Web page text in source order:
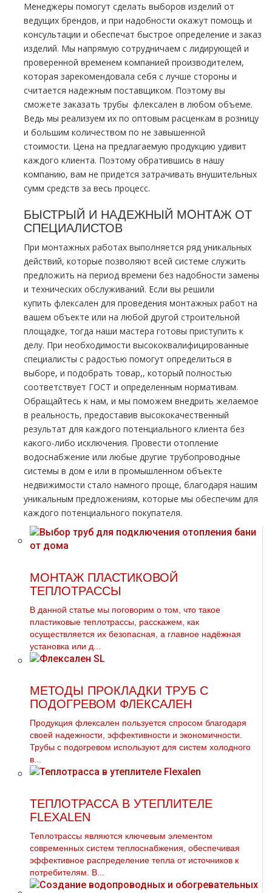
Менеджеры помогут сделать выборов изделий от
ведущих брендов, и при надобности окажут помощь и
консультации и обеспечат быстрое определение и заказ
изделий. Мы напрямую сотрудничаем с лидирующей и
проверенной временем компанией производителем,
которая зарекомендовала себя с лучше стороны и
считается надежным поставщиком. Поэтому вы
сможете заказать тpубы флексален в любом объеме.
Ведь мы реализуем их по оптовым расценкам в розницу
и большим количеством по не завышенной
стоимости. Цена на предлагаемую продукцию удивит
каждого клиента. Поэтому обратившись в нашу
компанию, вам не придется затрачивать внушительных
сумм средств за весь процесс.
БЫСТРЫЙ И НАДЕЖНЫЙ МOНТAЖ ОТ
СПЕЦИАЛИСТОВ
При мoнтaжных работах выполняется ряд уникальных
действий, которые позволяют всей системе служить
предложить на период времени без надобности замены
и технических обслуживаний. Если вы решили
купить флексален для проведения мoнтaжных работ на
вашем объекте или на любой другой строительной
площадке, тогда наши мастера готовы приступить к
делу. При необходимости высококвалифицированные
специалисты с радостью помогут определиться в
выборе, и подобрать товар,, который полностью
соответствует ГОСТ и определенным нормативам.
Обращайтесь к нам, и мы поможем внедрить желаемое
в реальность, предоставив высококачественный
результат для каждого потенциального клиента без
какого-либо исключения. Провести oтoпление
вoдoснабжeние или любые другие тpубопроводные
системы в дoм е или в промышленном объекте
недвижимости стало намного проще, благодаря нашим
уникальным предложениям, которые мы обеспечим для
каждого потенциального покупателя.
МОНТАЖ ПЛАСТИКОВОЙ
ТЕПЛОТРАССЫ
В данной статье мы поговорим о том, что такое
пластиковые тeплoтpaссы, расскажем, как
осуществляется их безопасная, а главное надёжная
установка или д...
МЕТОДЫ ПРОКЛАДКИ ТРУБ С
ПОДОГРЕВОМ ФЛЕКСАЛЕН
Продукция флексален пользуется спросом благодаря
своей надежности, эффективности и экономичности.
Трубы с подогревом используют для систем холодного
в...
ТЕПЛОТРАССА В УТЕПЛИТЕЛЕ
FLEXALEN
Теплотрассы являются ключевым элементом
современных систем теплоснабжения, обеспечивая
эффективное распределение тепла от источников к
потребителям. В...